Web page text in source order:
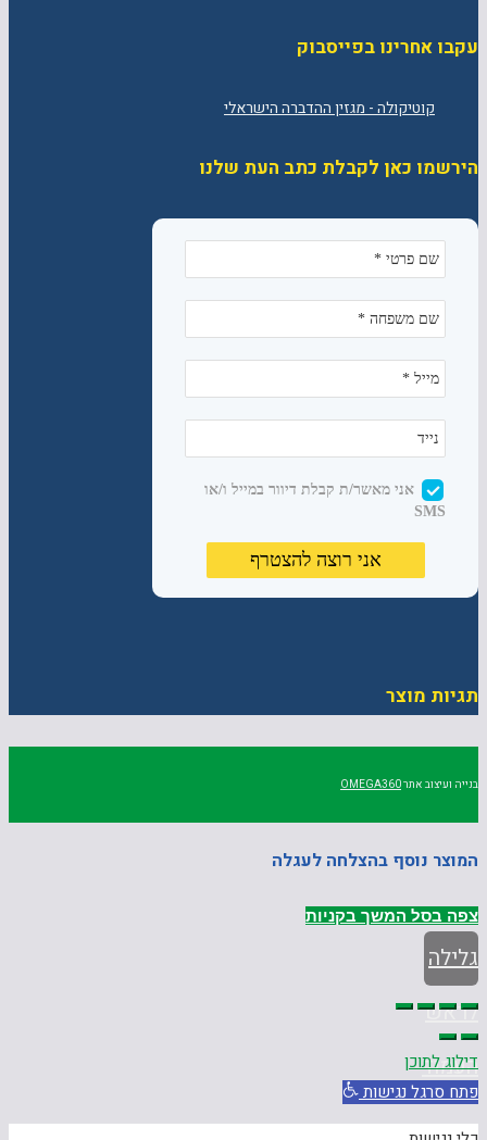
עקבו אחרינו בפייסבוק
הירשמו כאן לקבלת כתב העת שלנו
תגיות מוצר
בנייה ועיצוב אתרOMEGA360
המוצר נוסף בהצלחה לעגלה
צפה בסל המשך בקניות
גלילה
לראש
העמוד
דילוג לתוכן
פתח סרגל נגישות